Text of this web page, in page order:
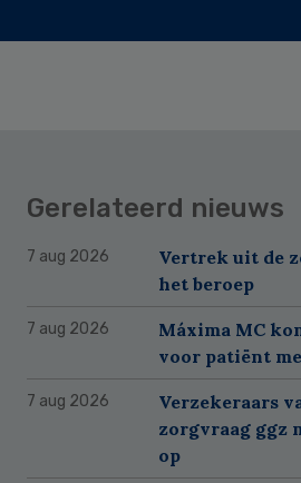
Gerelateerd nieuws
7 aug 2026
Vertrek uit de
het beroep
7 aug 2026
Máxima MC
voor patiënt
7 aug 2026
Verzekeraars
zorgvraag ggz
op